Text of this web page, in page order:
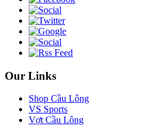
Our Links
Shop Cầu Lông
VS Sports
Vợt Cầu Lông